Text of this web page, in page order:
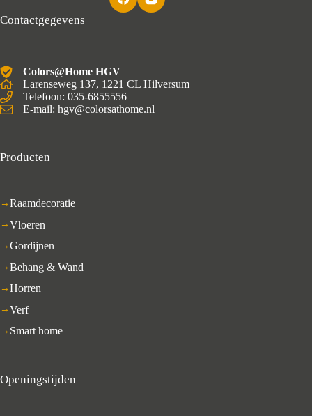
Contactgegevens
Colors@Home HGV
Larenseweg 137, 1221 CL Hilversum
Telefoon: 035-6855556
E-mail: hgv@colorsathome.nl
Producten
Raamdecoratie
Vloeren
Gordijnen
Behang & Wand
Horren
Verf
Smart home
Openingstijden